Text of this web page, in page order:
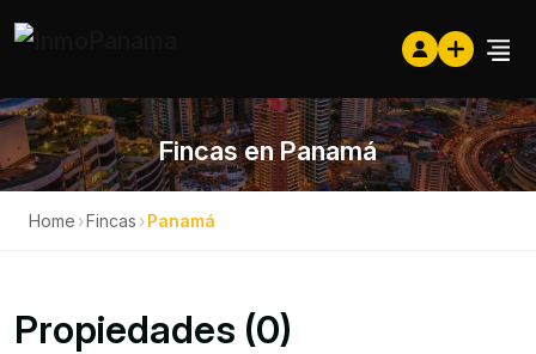
Fincas en Panamá
Home ›Fincas ›Panamá
Propiedades (0)